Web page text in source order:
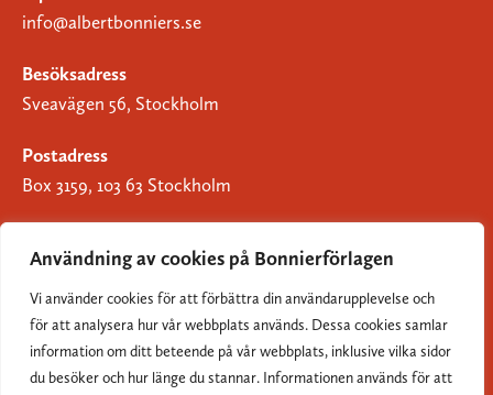
Användning av cookies på Bonnierförlagen
Vi använder cookies för att förbättra din användarupplevelse och
för att analysera hur vår webbplats används. Dessa cookies samlar
information om ditt beteende på vår webbplats, inklusive vilka sidor
du besöker och hur länge du stannar. Informationen används för att
info@albertbonniers.se
Besöksadress
Sveavägen 56, Stockholm
Postadress
Box 3159, 103 63 Stockholm
Om Bonnierförlagen
Cookies
Integritetspolicy